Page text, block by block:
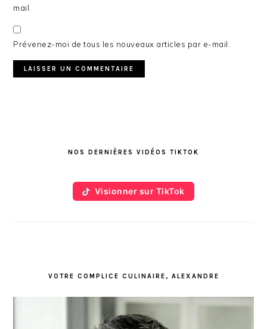
mail.
Prévenez-moi de tous les nouveaux articles par e-mail.
PRINCIPALENOS DERNIÈRES VIDÉOS TIKTOK
Visionner sur TikTok
VOTRE COMPLICE CULINAIRE, ALEXANDRE